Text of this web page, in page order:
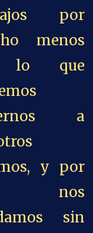
por
menos
lo que
a
y por
nos
sin